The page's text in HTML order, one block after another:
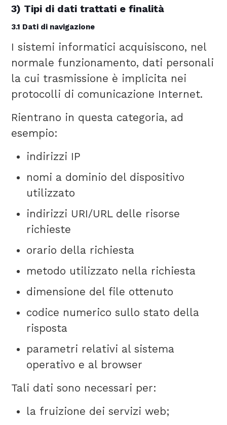
3) Tipi di dati trattati e finalità
3.1 Dati di navigazione
I sistemi informatici acquisiscono, nel
normale funzionamento, dati personali
la cui trasmissione è implicita nei
protocolli di comunicazione Internet.
Rientrano in questa categoria, ad
esempio:
indirizzi IP
nomi a dominio del dispositivo
utilizzato
indirizzi URI/URL delle risorse
richieste
orario della richiesta
metodo utilizzato nella richiesta
dimensione del file ottenuto
codice numerico sullo stato della
risposta
parametri relativi al sistema
operativo e al browser
Tali dati sono necessari per:
la fruizione dei servizi web;